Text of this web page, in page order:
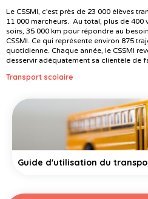
Le CSSMI, c’est près de 23 000 élèves
11 000 marcheurs. Au total, plus de 400
soirs, 35 000 km pour répondre au
CSSMI. Ce qui représente environ 875
quotidienne. Chaque année, le CSSMI
desservir adéquatement sa clientèle de
Transport scolaire
Guide d'utilisation du